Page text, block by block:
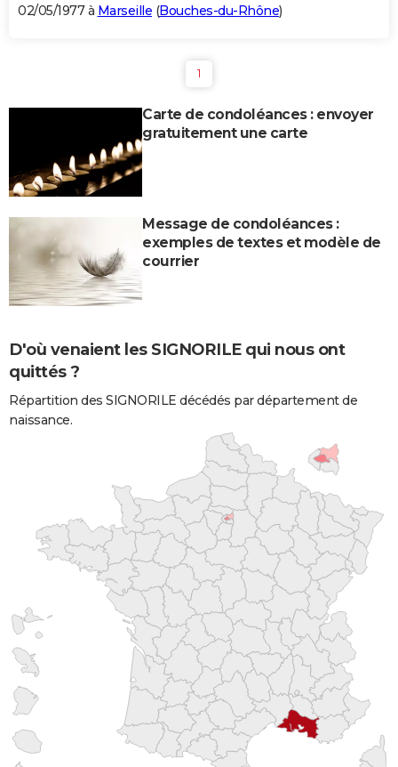
02/05/1977 à Marseille (Bouches-du-Rhône)
1
Carte de condoléances : envoyer
gratuitement une carte
Message de condoléances :
exemples de textes et modèle de
courrier
D'où venaient les SIGNORILE qui nous ont
quittés ?
Répartition des SIGNORILE décédés par département de
naissance.